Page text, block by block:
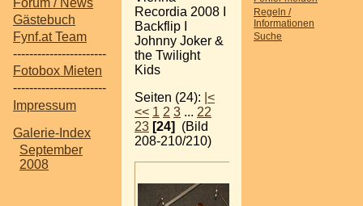
Gästebuch
Fynf.at Team
-----------------------
Fotobox Mieten
-----------------------
Impressum
Galerie-Index
September
2008
Regeln /
Informationen
Suche
Recordia 2008 I
Backflip I
Johnny Joker &
the Twilight
Kids
Seiten (24): |<
<< 1 2 3 ... 22
23 [24]
(Bild
208-210/210)